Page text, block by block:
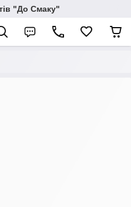
"До Смаку"